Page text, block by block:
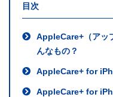
目次
AppleCare+（アッ
んなもの？
AppleCare+ for
AppleCare+ for